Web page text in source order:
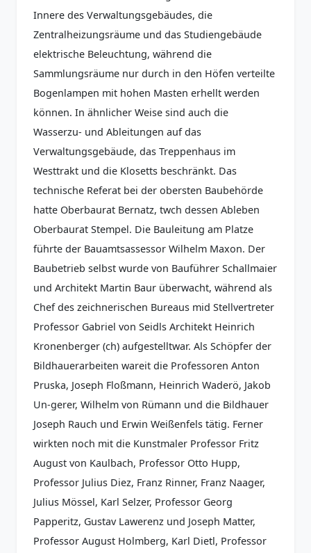
Innere des Verwaltungsgebäudes, die
Zentralheizungsräume und das Studiengebäude
elektrische Beleuchtung, während die
Sammlungsräume nur durch in den Höfen verteilte
Bogenlampen mit hohen Masten erhellt werden
können. In ähnlicher Weise sind auch die
Wasserzu- und Ableitungen auf das
Verwaltungsgebäude, das Treppenhaus im
Westtrakt und die Klosetts beschränkt. Das
technische Referat bei der obersten Baubehörde
hatte Oberbaurat Bernatz, twch dessen Ableben
Oberbaurat Stempel. Die Bauleitung am Platze
führte der Bauamtsassessor Wilhelm Maxon. Der
Baubetrieb selbst wurde von Bauführer Schallmaier
und Architekt Martin Baur überwacht, während als
Chef des zeichnerischen Bureaus mid Stellvertreter
Professor Gabriel von Seidls Architekt Heinrich
Kronenberger (ch) aufgestelltwar. Als Schöpfer der
Bildhauerarbeiten wareit die Professoren Anton
Pruska, Joseph Floßmann, Heinrich Waderö, Jakob
Un-gerer, Wilhelm von Rümann und die Bildhauer
Joseph Rauch und Erwin Weißenfels tätig. Ferner
wirkten noch mit die Kunstmaler Professor Fritz
August von Kaulbach, Professor Otto Hupp,
Professor Julius Diez, Franz Rinner, Franz Naager,
Julius Mössel, Karl Selzer, Professor Georg
Papperitz, Gustav Lawerenz und Joseph Matter,
Professor August Holmberg, Karl Dietl, Professor